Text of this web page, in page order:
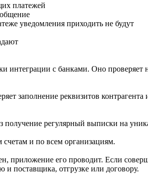
платежей
уведомления приходить не будут
с банками. Оно проверяет
заполнение реквизитов
получение регулярный выписки на
и по всем организациям.
его проводит. Если
и поставщика, отгрузке или договору.